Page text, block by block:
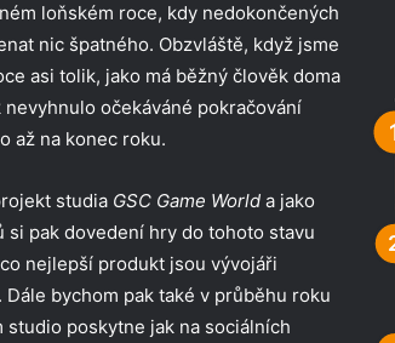
loňském roce, kdy nedokončených
nic špatného. Obzvláště, když jsme
asi tolik, jako má běžný člověk doma
očekáváné pokračování
až na konec roku.
studia GSC Game World a jako
pak dovedení hry do tohoto stavu
nejlepší produkt jsou vývojáři
bychom pak také v průběhu roku
poskytne jak na sociálních